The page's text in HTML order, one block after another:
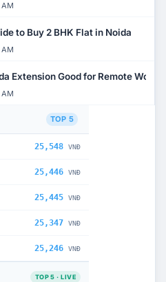
to Buy 2 BHK Flat in Noida
Extension Good for Remote Work?
TOP 5
25,548 VNĐ
25,446 VNĐ
25,445 VNĐ
25,347 VNĐ
25,246 VNĐ
TOP 5 · LIVE